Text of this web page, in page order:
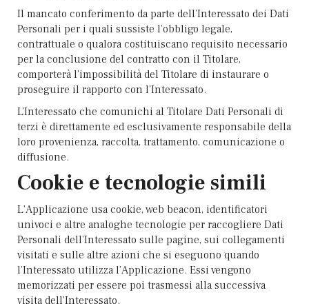
Il mancato conferimento da parte dell’Interessato dei Dati
Personali per i quali sussiste l’obbligo legale,
contrattuale o qualora costituiscano requisito necessario
per la conclusione del contratto con il Titolare,
comporterà l’impossibilità del Titolare di instaurare o
proseguire il rapporto con l’Interessato.
L’Interessato che comunichi al Titolare Dati Personali di
terzi è direttamente ed esclusivamente responsabile della
loro provenienza, raccolta, trattamento, comunicazione o
diffusione.
Cookie e tecnologie simili
L'Applicazione usa cookie, web beacon, identificatori
univoci e altre analoghe tecnologie per raccogliere Dati
Personali dell’Interessato sulle pagine, sui collegamenti
visitati e sulle altre azioni che si eseguono quando
l’Interessato utilizza l’Applicazione. Essi vengono
memorizzati per essere poi trasmessi alla successiva
visita dell'Interessato.